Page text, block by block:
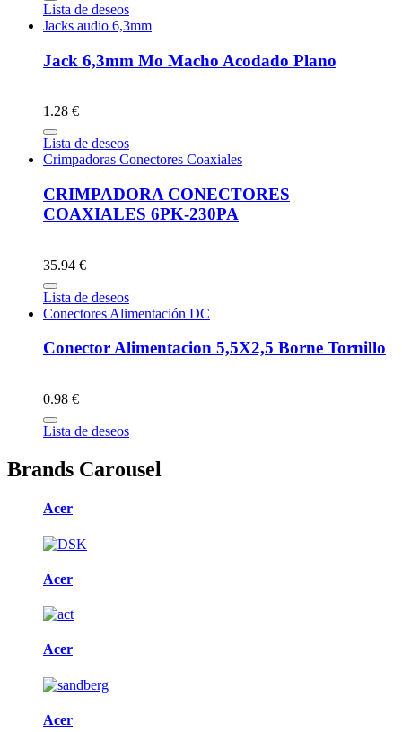
Lista de deseos
Jacks audio 6,3mm
Jack 6,3mm Mo Macho Acodado Plano
1.28 €
Lista de deseos
Crimpadoras Conectores Coaxiales
CRIMPADORA CONECTORES
COAXIALES 6PK-230PA
35.94 €
Lista de deseos
Conectores Alimentación DC
Conector Alimentacion 5,5X2,5 Borne Tornillo
0.98 €
Lista de deseos
Brands Carousel
Acer
Acer
Acer
Acer